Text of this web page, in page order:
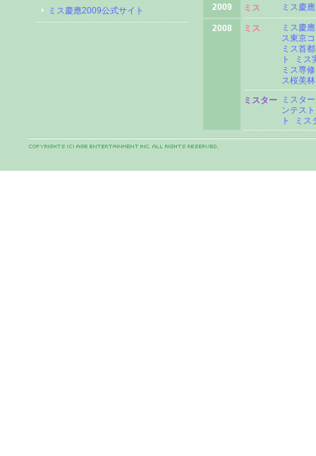
ミス慶應2009公式サイト 2009 ミス ミス慶
2008 ミス
ミス慶
ス東京
ミス首
ト
ミス
ミス専
ス桜美
ミスター
ミスタ
ンテスト
ト
ミス